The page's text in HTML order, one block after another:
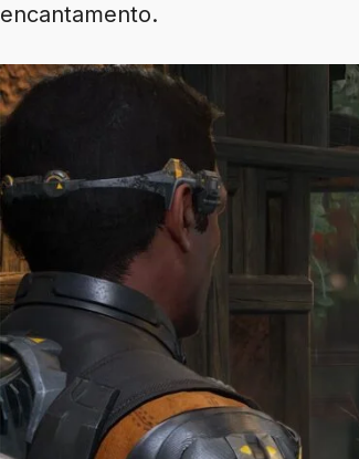
encantamento.